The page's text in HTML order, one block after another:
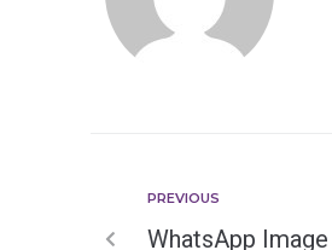
PREVIOUS
WhatsApp